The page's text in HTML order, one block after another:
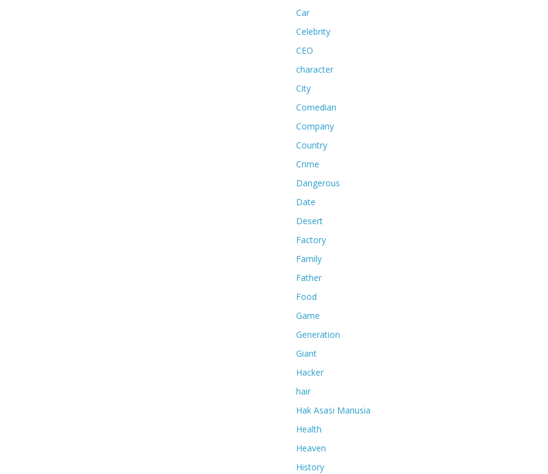
Car
Celebrity
CEO
character
City
Comedian
Company
Country
Crime
Dangerous
Date
Desert
Factory
Family
Father
Food
Game
Generation
Giant
Hacker
hair
Hak Asasi Manusia
Health
Heaven
History